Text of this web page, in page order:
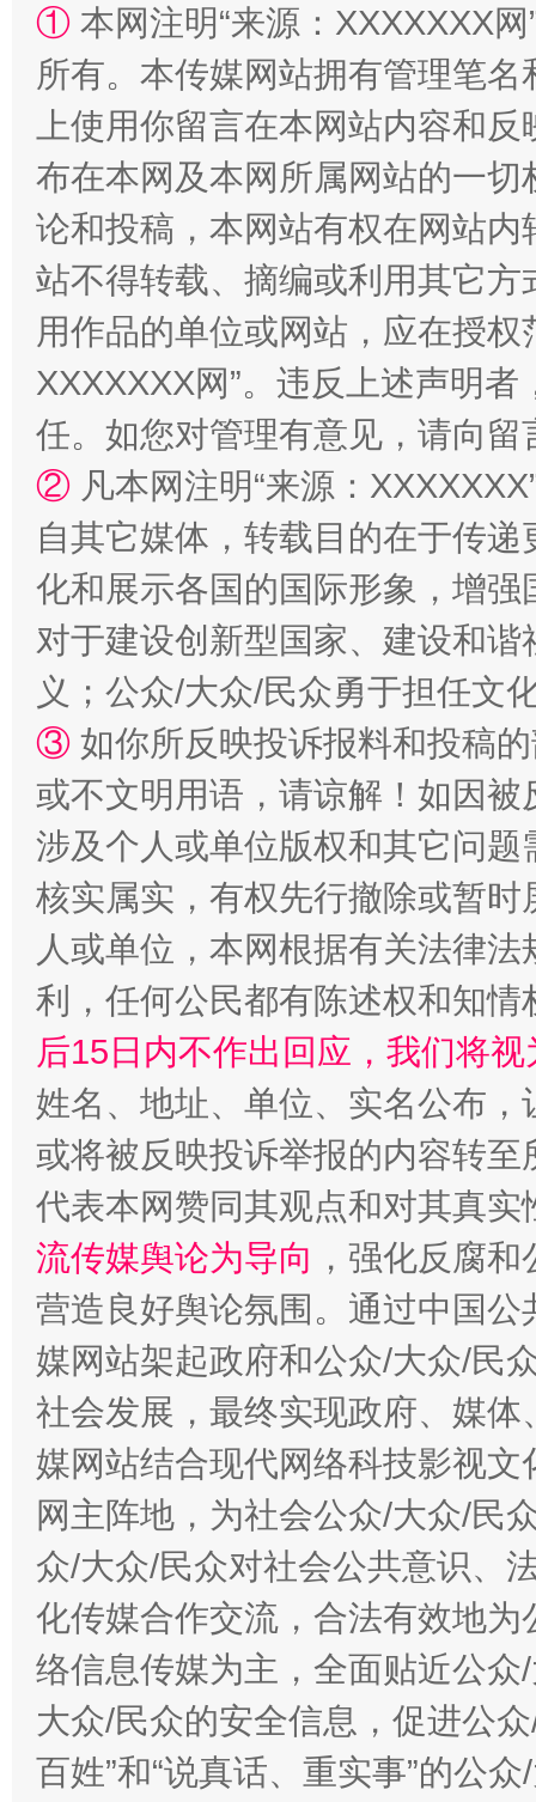
站台名比不上好声名
漫山遍野的桃花与雪山、麦地、白藏房 除
招工难、用工荒背后
网上购药对药下症？
这是一记警钟！ 谢
在谋一域中谋全局
今
① 本网注明“来源：XXXXXXX
所有。本传媒网站拥有管理笔
上使用你留言在本网站内容和
布在本网及本网所属网站的一
论和投稿，本网站有权在网站
站不得转载、摘编或利用其它
用作品的单位或网站，应在授
XXXXXXX网”。违反上述声明
任。如您对管理有意见，请向
② 凡本网注明“来源：
自其它媒体，转载目的在于传
化和展示各国的国际形象，增
对于建设创新型国家、建设和
义；公众/大众/民众勇于担任文
③ 如你所反映投诉报料和投稿
或不文明用语，请谅解！如因
涉及个人或单位版权和其它问题
核实属实，有权先行撤除或暂
人或单位，本网根据有关法律
利，任何公民都有陈述权和知情
后15日内不作出回应，我们将
姓名、地址、单位、实名公布
或将被反映投诉举报的内容转
代表本网赞同其观点和对其真实
流传媒舆论为导向 ，强化反腐
营造良好舆论氛围。通过中国
媒网站架起政府和公众/大众/民
社会发展，最终实现政府、媒
媒网站结合现代网络科技影视
网主阵地，为社会公众/大众/民
众/大众/民众对社会公共意识、
化传媒合作交流，合法有效地
络信息传媒为主，全面贴近公
大众/民众的安全信息，促进公
百姓”和“说真话、重实事”的公